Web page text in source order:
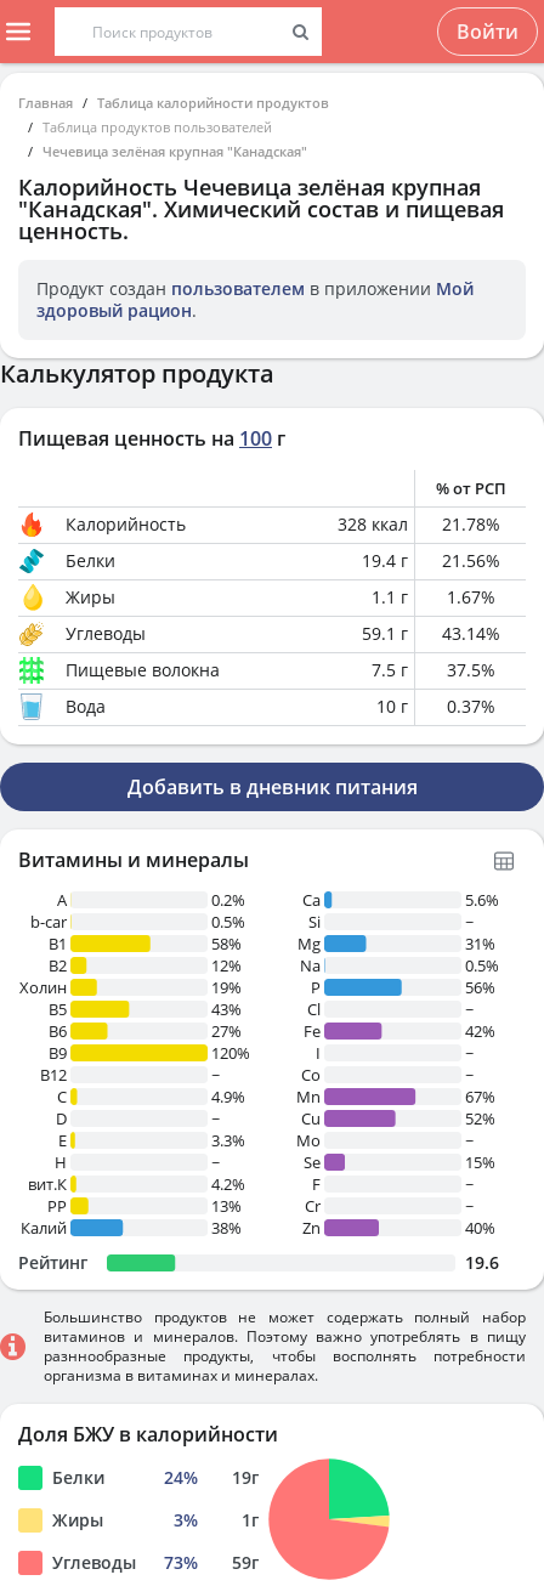
Войти
Главная
Таблица калорийности продуктов
Таблица продуктов пользователей
Чечевица зелёная крупная "Канадская"
Калорийность Чечевица зелёная крупная
"Канадская". Химический состав и пищевая
ценность.
Продукт создан пользователем в приложении Мой
здоровый рацион.
Калькулятор продукта
Пищевая ценность на 100 г
% от РСП
Калорийность 328 ккал 21.78%
Белки
19.4 г 21.56%
Жиры
1.1 г 1.67%
Углеводы
59.1 г 43.14%
Пищевые волокна
7.5 г 37.5%
Вода
10 г 0.37%
Добавить в дневник питания
Витамины и минералы
A
0.2%
b-car
0.5%
В1
58%
B2
12%
Холин
19%
B5
43%
B6
27%
B9
120%
B12
~
C
4.9%
D
~
E
3.3%
H
~
вит.К
4.2%
PP
13%
Калий
38%
Ca
5.6%
Si
~
Mg
31%
Na
0.5%
P
56%
Cl
~
Fe
42%
I
~
Co
~
Mn
67%
Cu
52%
Mo
~
Se
15%
F
~
Cr
~
Zn
40%
Рейтинг 19.6
Большинство продуктов не может содержать полный набор
витаминов и минералов. Поэтому важно употреблять в пищу
разннообразные продукты, чтобы восполнять потребности
организма в витаминах и минералах.
Доля БЖУ в калорийности
Белки 24% 19г
Жиры
3% 1г
Углеводы
73% 59г